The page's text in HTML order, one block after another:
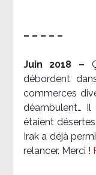
– – – – –
Juin 2018 –
débordent
commerces
déambulent…
étaient
Irak a déjà
relancer. Merci !